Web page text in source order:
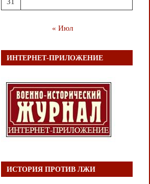
« Июл
ИНТЕРНЕТ-ПРИЛОЖЕНИЕ
ИСТОРИЯ ПРОТИВ ЛЖИ